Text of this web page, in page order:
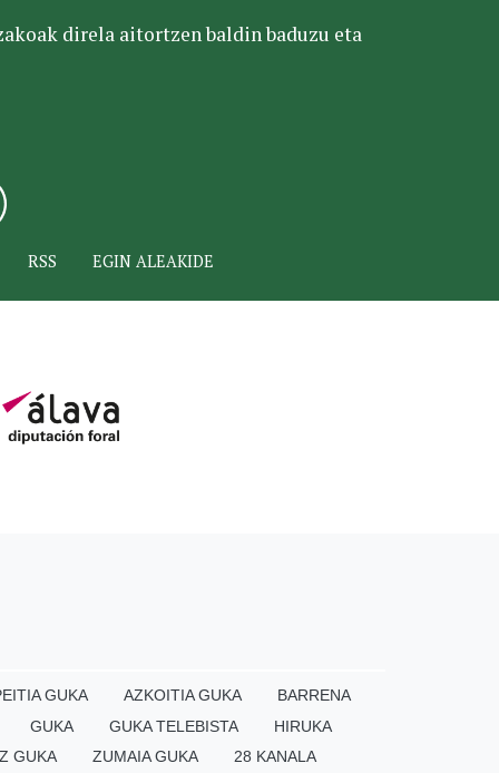
direla aitortzen baldin baduzu eta
RSS EGIN ALEAKIDE
GUKA AZKOITIA GUKA
BARRENA
GUKA GUKA TELEBISTA
HIRUKA
GUKA ZUMAIA GUKA 28 KANALA